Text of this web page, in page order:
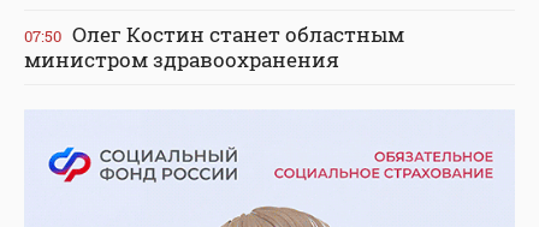
07:50 Олег Костин станет областным
министром здравоохранения